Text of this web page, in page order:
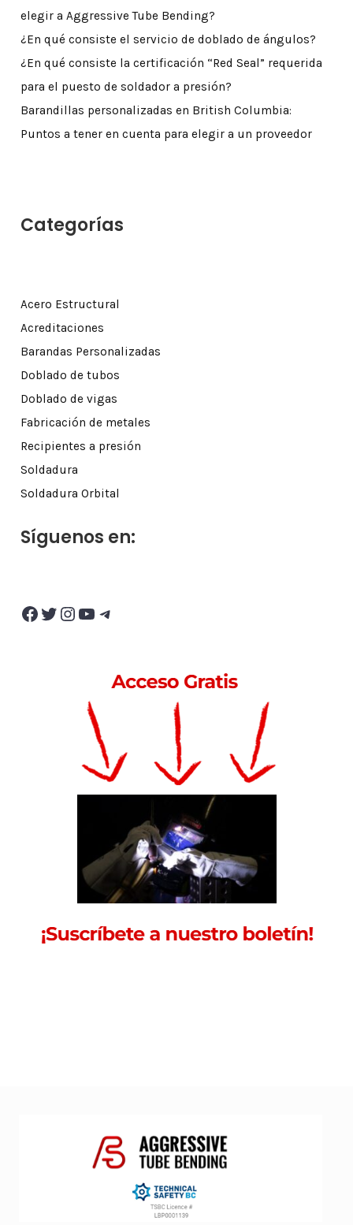
elegir a Aggressive Tube Bending?
¿En qué consiste el servicio de doblado de ángulos?
¿En qué consiste la certificación “Red Seal” requerida
para el puesto de soldador a presión?
Barandillas personalizadas en British Columbia:
Puntos a tener en cuenta para elegir a un proveedor
Categorías
Acero Estructural
Acreditaciones
Barandas Personalizadas
Doblado de tubos
Doblado de vigas
Fabricación de metales
Recipientes a presión
Soldadura
Soldadura Orbital
Síguenos en:
Facebook Twitter InstagramYouTube Telegram